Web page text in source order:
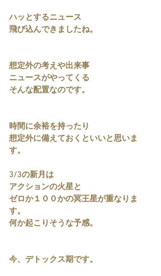
ハッとするニュース
飛び込んできましたね。
想定外の考えや出来事
ニュースがやってくる
そんな配置なのです。
時間に余裕を持ったり
想定外に備えておくといいと思いま
す。
3/3の新月は
アクションの火星と
ゼロか１００かの冥王星が重なりま
す。
何か起こりそうな予感。
今、デトックス期です。